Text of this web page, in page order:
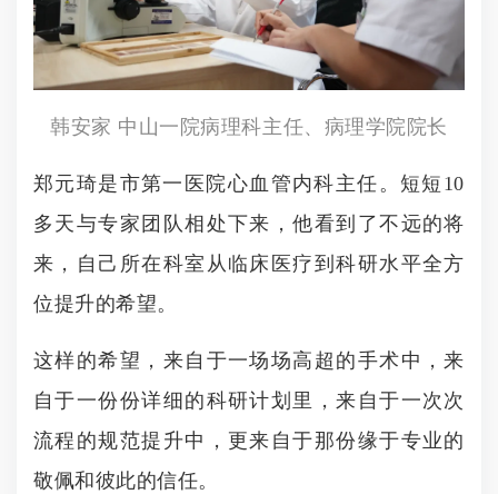
韩安家 中山一院病理科主任、病理学院院长
郑元琦是市第一医院心血管内科主任。短短10
多天与专家团队相处下来，他看到了不远的将
来，自己所在科室从临床医疗到科研水平全方
位提升的希望。
这样的希望，来自于一场场高超的手术中，来
自于一份份详细的科研计划里，来自于一次次
流程的规范提升中，更来自于那份缘于专业的
敬佩和彼此的信任。